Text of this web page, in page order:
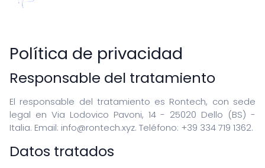
Sitios web
Software
Asistencia tecnica
Recuperacion de datos
Política de privacidad
Responsable del tratamiento
El responsable del tratamiento es Rontech, con sede
legal en Via Lodovico Pavoni, 14 - 25020 Dello (BS) -
Italia. Email: info@rontech.xyz. Teléfono: +39 334 719 1362.
Datos tratados